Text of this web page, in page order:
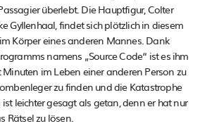
überlebt. Die Hauptfigur, Colter
Gyllenhaal, findet sich plötzlich in diesem
Körper eines anderen Mannes. Dank
namens „Source Code“ ist es ihm
im Leben einer anderen Person zu
zu finden und die Katastrophe
leichter gesagt als getan, denn er hat nur
Rätsel zu lösen.